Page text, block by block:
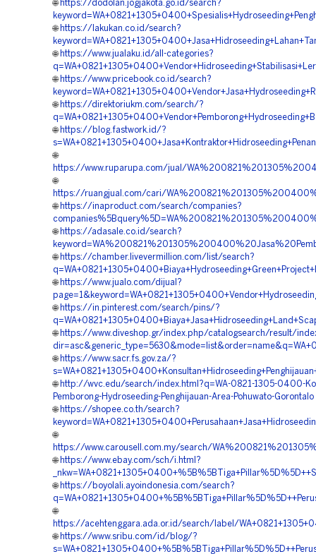
🌐 https://dodolan.jogjakota.go.id/search?
🌐 https://lakukan.co.id/search?
🌐 https://www.jualaku.id/all-categories?
🌐 https://www.pricebook.co.id/search?
🌐 https://direktoriukm.com/search/?
🌐 https://blog.fastwork.id/?
🌐
https://www.ruparupa.com/jual/
🌐
https://ruangjual.com/cari/
🌐 https://inaproduct.com/search/companies?
🌐 https://adasale.co.id/search?
🌐 https://chamber.livevermillion.com/list/search?
🌐 https://www.jualo.com/dijual?
🌐 https://in.pinterest.com/search/pins/?
🌐 https://www.diveshop.gr/index.php/catalogsearch/result/
🌐 https://www.sacr.fs.gov.za/?
🌐 http://wvc.edu/search/index.html?q=WA-0821-1305-0400-
Pemborong-Hydroseeding-Penghijauan-Area-Pohuwato-Gorontalo
🌐 https://shopee.co.th/search?
🌐
https://www.carousell.com.my/search/
🌐 https://www.ebay.com/sch/i.html?
🌐 https://boyolali.ayoindonesia.com/search?
🌐
https://acehtenggara.ada.or.id/search/label/
🌐 https://www.sribu.com/id/blog/?